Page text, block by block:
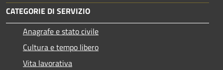
CATEGORIE DI SERVIZIO
Anagrafe e stato civile
Cultura e tempo libero
Vita lavorativa